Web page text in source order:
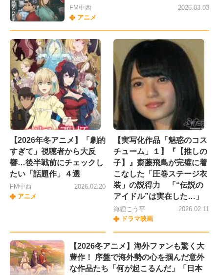
FM中西
アニメ
2026.03.03
【2026年冬アニメ】「劇的
すぎて」視聴者から大反
響…後半戦前にチェックし
たい「話題作」４選
FM中西
アニメ
2026.02.20
【実写化作品「魅惑のコス
チューム」１】『【推しの
子】』齋藤飛鳥が完璧に着
こなした「圧巻ステージ衣
装」の説得力 「“伝説の
アイドル”は実在した…」
海狸こう平
ドラマ映画
2026.02.11
【2026冬アニメ】海外ファンも驚く大
豊作！ 序盤で海外勢の心を掴んだ意外
な作品たち「何が起こるんだ」「日本